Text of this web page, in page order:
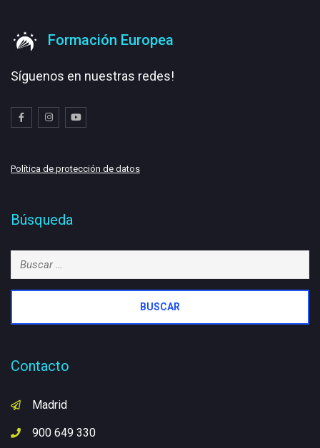
Formación Europea
Síguenos en nuestras redes!
Política de protección de datos
Búsqueda
Buscar:
Contacto
Madrid
900 649 330